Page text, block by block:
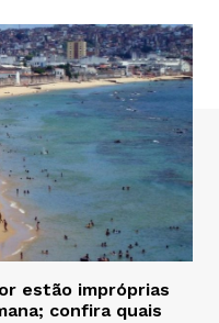
estão impróprias
confira quais